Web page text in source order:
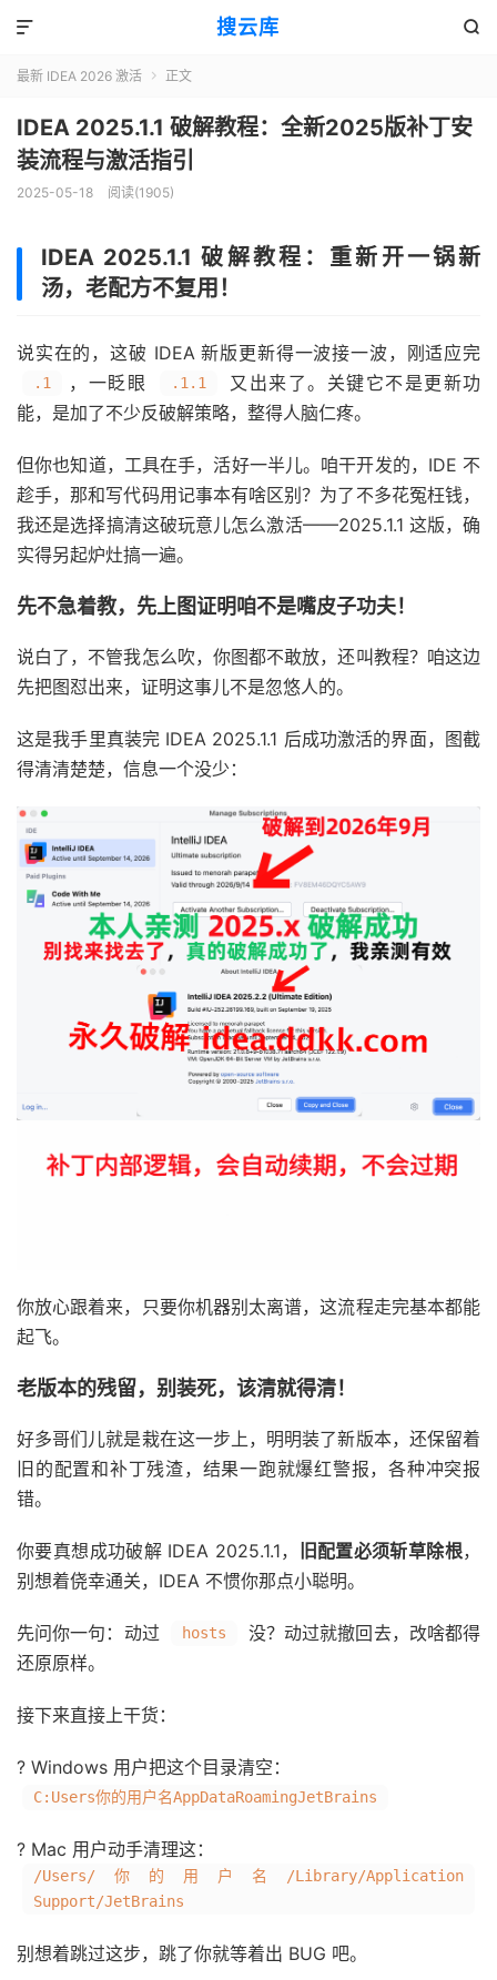
搜云库 

最新 IDEA 2026 激活  正文
IDEA 2025.1.1 破解教程：全新2025版补丁安
装流程与激活指引
2025-05-18 阅读(1905)
IDEA 2025.1.1 破解教程：重新开一锅新
汤，老配方不复用！
说实在的，这破 IDEA 新版更新得一波接一波，刚适应完
.1 ，一眨眼 .1.1
又出来了。关键它不是更新功
能，是加了不少反破解策略，整得人脑仁疼。
但你也知道，工具在手，活好一半儿。咱干开发的，IDE 不
趁手，那和写代码用记事本有啥区别？为了不多花冤枉钱，
我还是选择搞清这破玩意儿怎么激活——2025.1.1 这版，确
实得另起炉灶搞一遍。
先不急着教，先上图证明咱不是嘴皮子功夫！
说白了，不管我怎么吹，你图都不敢放，还叫教程？咱这边
先把图怼出来，证明这事儿不是忽悠人的。
这是我手里真装完 IDEA 2025.1.1 后成功激活的界面，图截
得清清楚楚，信息一个没少：
你放心跟着来，只要你机器别太离谱，这流程走完基本都能
起飞。
老版本的残留，别装死，该清就得清！
好多哥们儿就是栽在这一步上，明明装了新版本，还保留着
旧的配置和补丁残渣，结果一跑就爆红警报，各种冲突报
错。
你要真想成功破解 IDEA 2025.1.1， 旧配置必须斩草除根，
别想着侥幸通关，IDEA 不惯你那点小聪明。
先问你一句：动过 hosts
没？动过就撤回去，改啥都得
还原原样。
接下来直接上干货：
? Windows 用户把这个目录清空：
C:Users你的用户名AppDataRoamingJetBrains
? Mac 用户动手清理这：
/Users/你的用户名/Library/Application
Support/JetBrains
别想着跳过这步，跳了你就等着出 BUG 吧。